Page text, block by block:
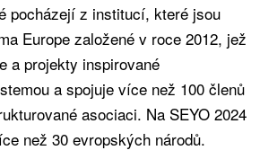
pocházejí z institucí, které jsou
Europe založené v roce 2012, jež
a projekty inspirované
a spojuje více než 100 členů
asociaci. Na SEYO 2024
než 30 evropských národů.